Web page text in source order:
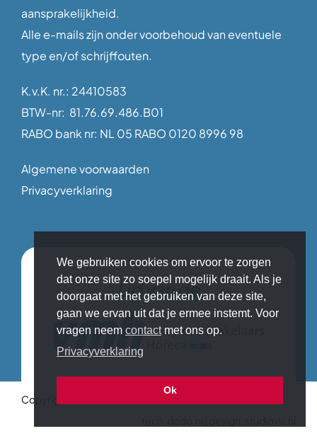
aansprakelijkheid.
Alle e-mails zijn onder voorbehoud van eventuele
type en/of schrijffouten.
K.v.K. nr.: 24410583
BTW-nr: 81.76.69.486.B01
RABO bank nr: NL 05 RABO 0120 8996 98
Algemene voorwaarden
Privacyverklaring
Lid van de
Copyright © 2026 Makelaar in Horeca
We gebruiken cookies om ervoor te zorgen
dat onze site zo soepel mogelijk draait. Als je
doorgaat met het gebruiken van deze site,
gaan we ervan uit dat je ermee instemt. Voor
vragen neem contactmet ons op.
Privacyverklaring
Ok